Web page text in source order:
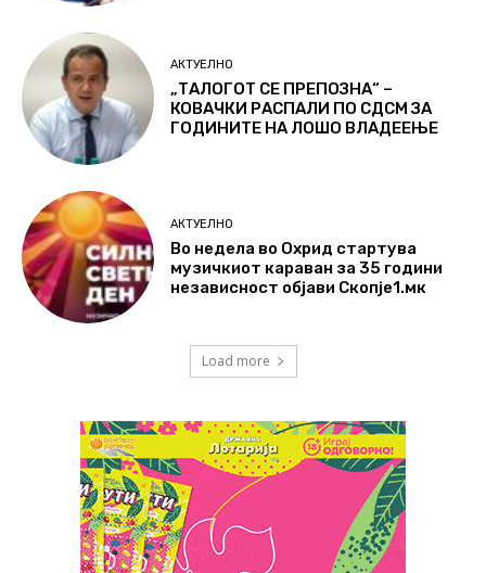
АКТУЕЛНО
„ТАЛОГОТ СЕ ПРЕПОЗНА“ –
КОВАЧКИ РАСПАЛИ ПО СДСМ ЗА
ГОДИНИТЕ НА ЛОШО ВЛАДЕЕЊЕ
АКТУЕЛНО
Во недела во Охрид стартува
музичкиот караван за 35 години
независност објави Скопје1.мк
Load more